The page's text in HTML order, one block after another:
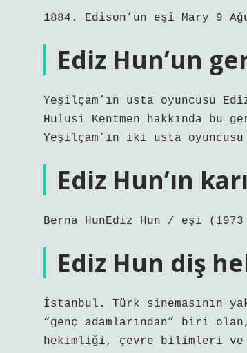
1884. Edison’un eşi Mary 9
Ediz Hun’un
Yeşilçam’ın usta oyuncusu
Hulusi Kentmen hakkında bu
Yeşilçam’ın iki usta
Ediz Hun’ın
Berna HunEdiz Hun / eşi (1973
Ediz Hun diş
İstanbul. Türk sinemasının
“genç adamlarından” biri
hekimliği, çevre bilimleri ve